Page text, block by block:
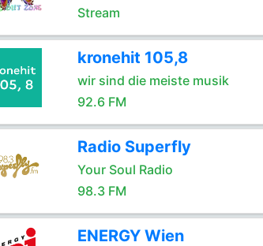
Stream
kronehit 105,8
wir sind die meiste musik
92.6 FM
Radio Superfly
Your Soul Radio
98.3 FM
ENERGY Wien